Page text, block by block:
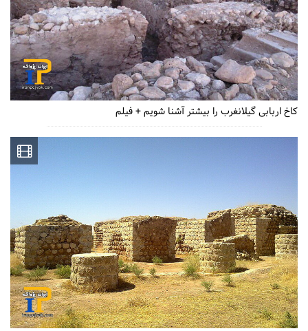
کاخ اربابی گیلانغرب را بیشتر آشنا شویم + فیلم